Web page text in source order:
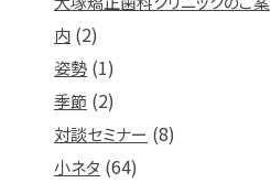
内 (2)
姿勢 (1)
季節 (2)
対談セミナー (8)
小ネタ (64)